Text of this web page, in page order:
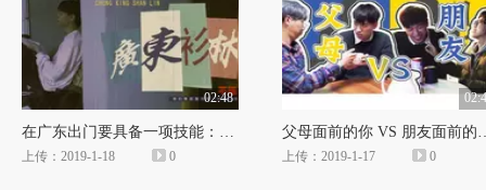
02:48
在广东出门要具备一项技能：备好一年四季的衣服！
上传：2019-1-18 0
父母面前的你 VS
上传：2019-1-17 0